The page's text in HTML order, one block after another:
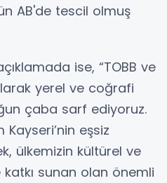
AB'de tescil olmuş
ise, “TOBB ve
yerel ve coğrafi
çaba sarf ediyoruz.
eşsiz
ülkemizin kültürel ve
sunan olan önemli